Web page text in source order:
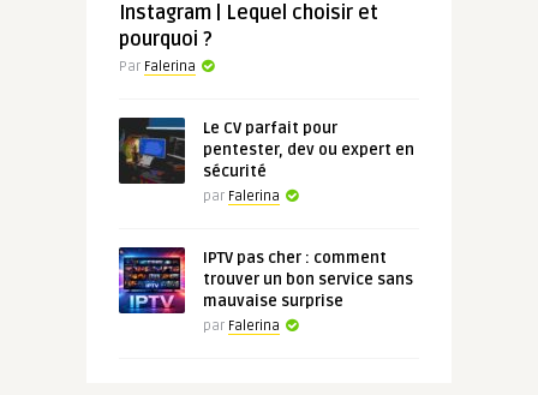
Instagram | Lequel choisir et
pourquoi ?
Par Falerina
Le CV parfait pour
pentester, dev ou expert en
sécurité
par Falerina
IPTV pas cher : comment
trouver un bon service sans
mauvaise surprise
par Falerina